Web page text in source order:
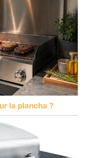
la plancha ?